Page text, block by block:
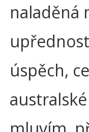
naladěná
úspěch,